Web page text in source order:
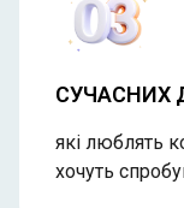
СУЧАСНИХ
які люблять
хочуть